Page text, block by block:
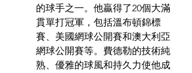
的球手之一。他贏得了20個大滿
貫單打冠軍，包括溫布頓錦標
賽、美國網球公開賽和澳大利亞
網球公開賽等。費德勒的技術純
熟、優雅的球風和持久力使他成